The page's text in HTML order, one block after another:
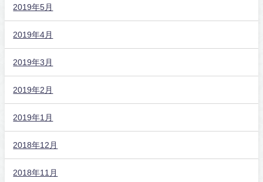
2019年5月
2019年4月
2019年3月
2019年2月
2019年1月
2018年12月
2018年11月